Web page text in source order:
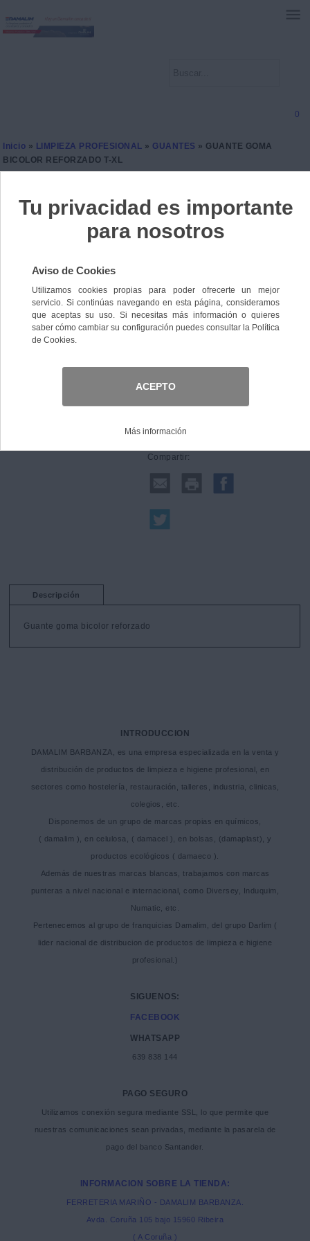
0
Inicio » LIMPIEZA PROFESIONAL » GUANTES » GUANTE GOMA
BICOLOR REFORZADO T-XL
GUANTE GOMA BICOLOR
REFORZADO T-XL
Ref. 8431026011572
1,1570 €IVA no Incl.
Compartir:
Descripción
Guante goma bicolor reforzado
INTRODUCCION
DAMALIM BARBANZA, es una empresa especializada en la venta y
distribución de productos de limpieza e higiene profesional, en
sectores como hostelería, restauración, talleres, industria, clinicas,
colegios, etc.
Disponemos de un grupo de marcas propias en químicos,
( damalim ), en celulosa, ( damacel ), en bolsas, (damaplast), y
productos ecológicos ( damaeco ).
Además de nuestras marcas blancas, trabajamos con marcas
punteras a nivel nacional e internacional, como Diversey, Induquim,
Numatic, etc.
Pertenecemos al grupo de franquicias Damalim, del grupo Darlim (
lider nacional de distribucion de productos de limpieza e higiene
profesional.)
SIGUENOS:
FACEBOOK
WHATSAPP
639 838 144
PAGO SEGURO
Utilizamos conexión segura mediante SSL, lo que permite que
nuestras comunicaciones sean privadas, mediante la pasarela de
pago del banco Santander.
INFORMACION SOBRE LA TIENDA:
FERRETERIA MARIÑO - DAMALIM BARBANZA.
Avda. Coruña 105 bajo 15960 Ribeira
( A Coruña )